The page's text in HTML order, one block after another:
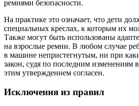
ремнями безопасности.
На практике это означает, что дети
специальных креслах, к которым их
Также могут быть использованы
на взрослые ремни. В любом случае
в машине непристегнутым, ни при
закон, судя по последним изменениям
этим утверждением согласен.
Исключения из правил